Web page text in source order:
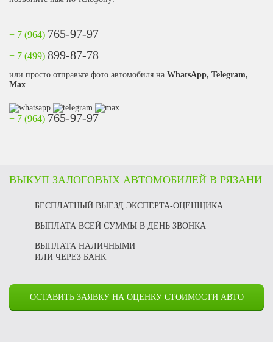
+ 7 (964) 765-97-97
+ 7 (499) 899-87-78
или просто отправьте фото автомобиля на WhatsApp, Telegram,
Max
+ 7 (964) 765-97-97
ВЫКУП ЗАЛОГОВЫХ АВТОМОБИЛЕЙ В РЯЗАНИ
БЕСПЛАТНЫЙ ВЫЕЗД ЭКСПЕРТА-ОЦЕНЩИКА
ВЫПЛАТА ВСЕЙ СУММЫ В ДЕНЬ ЗВОНКА
ВЫПЛАТА НАЛИЧНЫМИ
ИЛИ ЧЕРЕЗ БАНК
ОСТАВИТЬ ЗАЯВКУ НА ОЦЕНКУ СТОИМОСТИ АВТО